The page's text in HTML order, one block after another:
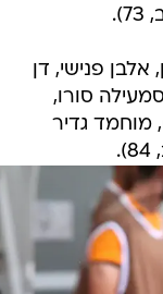
אלבן פנישי, דן
סורו,
תאמבי, שי מזור (פז בן ארי, 89), מוחמד גדיר